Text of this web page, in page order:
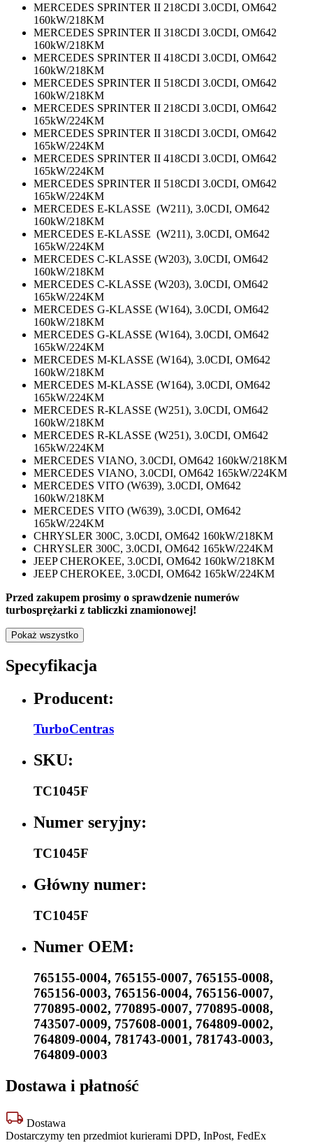
MERCEDES SPRINTER II 218CDI 3.0CDI, OM642
160kW/218KM
MERCEDES SPRINTER II 318CDI 3.0CDI, OM642
160kW/218KM
MERCEDES SPRINTER II 418CDI 3.0CDI, OM642
160kW/218KM
MERCEDES SPRINTER II 518CDI 3.0CDI, OM642
160kW/218KM
MERCEDES SPRINTER II 218CDI 3.0CDI, OM642
165kW/224KM
MERCEDES SPRINTER II 318CDI 3.0CDI, OM642
165kW/224KM
MERCEDES SPRINTER II 418CDI 3.0CDI, OM642
165kW/224KM
MERCEDES SPRINTER II 518CDI 3.0CDI, OM642
165kW/224KM
MERCEDES E-KLASSE (W211), 3.0CDI, OM642
160kW/218KM
MERCEDES E-KLASSE (W211), 3.0CDI, OM642
165kW/224KM
MERCEDES C-KLASSE (W203), 3.0CDI, OM642
160kW/218KM
MERCEDES C-KLASSE (W203), 3.0CDI, OM642
165kW/224KM
MERCEDES G-KLASSE (W164), 3.0CDI, OM642
160kW/218KM
MERCEDES G-KLASSE (W164), 3.0CDI, OM642
165kW/224KM
MERCEDES M-KLASSE (W164), 3.0CDI, OM642
160kW/218KM
MERCEDES M-KLASSE (W164), 3.0CDI, OM642
165kW/224KM
MERCEDES R-KLASSE (W251), 3.0CDI, OM642
160kW/218KM
MERCEDES R-KLASSE (W251), 3.0CDI, OM642
165kW/224KM
MERCEDES VIANO, 3.0CDI, OM642 160kW/218KM
MERCEDES VIANO, 3.0CDI, OM642 165kW/224KM
MERCEDES VITO (W639), 3.0CDI, OM642
160kW/218KM
MERCEDES VITO (W639), 3.0CDI, OM642
165kW/224KM
CHRYSLER 300C, 3.0CDI, OM642 160kW/218KM
CHRYSLER 300C, 3.0CDI, OM642 165kW/224KM
JEEP CHEROKEE, 3.0CDI, OM642 160kW/218KM
JEEP CHEROKEE, 3.0CDI, OM642 165kW/224KM
Przed zakupem prosimy o sprawdzenie numerów
turbosprężarki z tabliczki znamionowej!
Pokaż wszystko
Specyfikacja
Producent:
TurboCentras
SKU:
TC1045F
Numer seryjny:
TC1045F
Główny numer:
TC1045F
Numer OEM:
765155-0004, 765155-0007, 765155-0008,
765156-0003, 765156-0004, 765156-0007,
770895-0002, 770895-0007, 770895-0008,
743507-0009, 757608-0001, 764809-0002,
764809-0004, 781743-0001, 781743-0003,
764809-0003
Dostawa i płatność
Dostawa
Dostarczymy ten przedmiot kurierami DPD, InPost, FedEx